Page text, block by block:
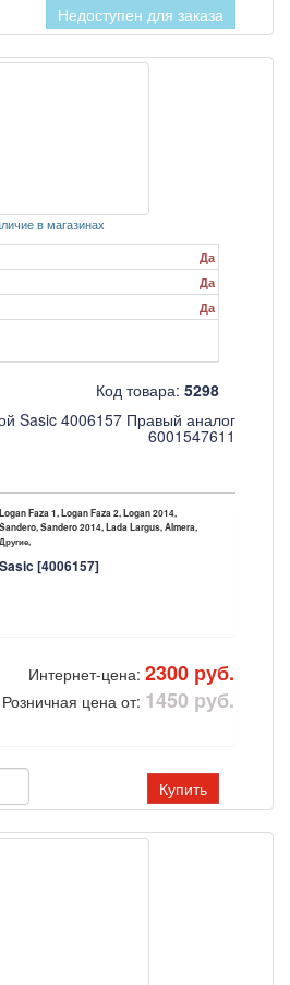
Недоступен для заказа
в магазинах
Да
Да
Да
Код товара: 5298
Sasic 4006157 Правый аналог
6001547611
Logan Faza 1, Logan Faza 2, Logan 2014,
Sandero, Sandero 2014, Lada Largus, Almera,
Другие,
Sasic [4006157]
Интернет-цена: 2300 руб.
Розничная цена от: 1450 руб.
Купить